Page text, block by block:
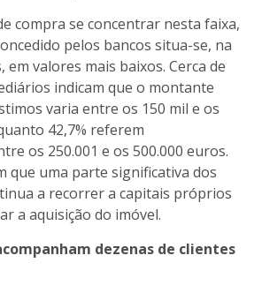
compra se concentrar nesta faixa,
pelos bancos situa-se, na
em valores mais baixos. Cerca de
indicam que o montante
varia entre os 150 mil e os
42,7% referem
os 250.001 e os 500.000 euros.
que uma parte significativa dos
a recorrer a capitais próprios
a aquisição do imóvel.
dezenas de clientes